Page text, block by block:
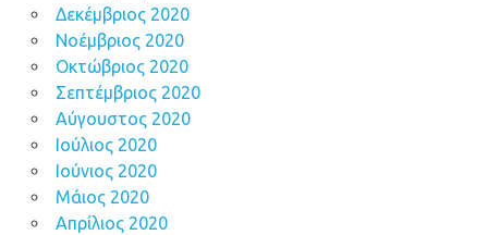
Δεκέμβριος 2020
Νοέμβριος 2020
Οκτώβριος 2020
Σεπτέμβριος 2020
Αύγουστος 2020
Ιούλιος 2020
Ιούνιος 2020
Μάιος 2020
Απρίλιος 2020